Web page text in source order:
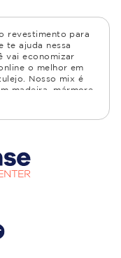
revestimento para
te ajuda nessa
vai economizar
o melhor em
Nosso mix é
madeira, mármore,
Confira as